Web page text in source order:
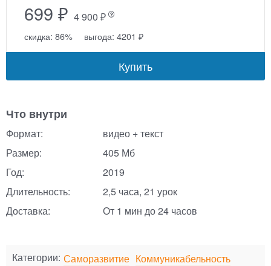
699 ₽ 4 900 ₽
скидка: 86% выгода: 4201 ₽
Купить
Что внутри
Формат:
видео + текст
Размер:
405 Мб
Год:
2019
Длительность:
2,5 часа, 21 урок
Доставка:
От 1 мин до 24 часов
Категории: Саморазвитие Коммуникабельность